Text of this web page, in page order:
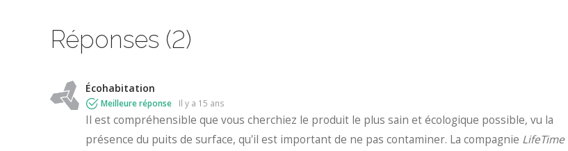
Réponses (2)
Écohabitation
Meilleure réponse il y a 15 ans
Il est compréhensible que vous cherchiez le produit le plus sain et écologique possible, vu la
présence du puits de surface, qu'il est important de ne pas contaminer. La compagnie LifeTime